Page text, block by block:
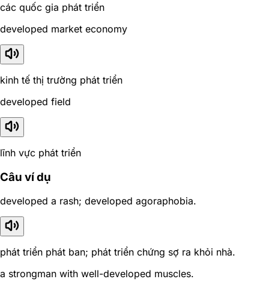
các quốc gia phát triển
developed market economy
kinh tế thị trường phát triển
developed field
lĩnh vực phát triển
Câu ví dụ
developed a rash; developed agoraphobia.
phát triển phát ban; phát triển chứng sợ ra khỏi nhà.
a strongman with well-developed muscles.